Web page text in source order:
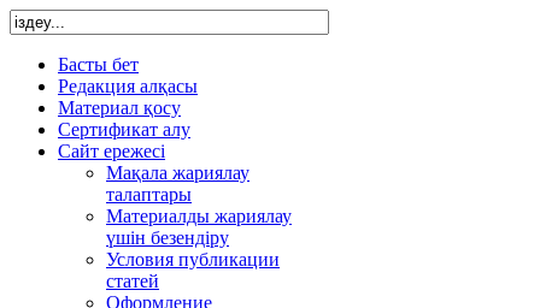
Басты бет
Редакция алқасы
Материал қосу
Сертификат алу
Сайт ережесі
Мақала жариялау
талаптары
Материалды жариялау
үшін безендіру
Условия публикации
статей
Оформление